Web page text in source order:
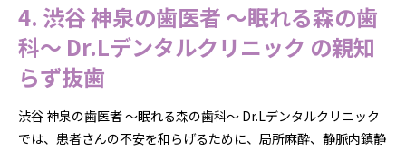
4. 渋谷 神泉の歯医者 ～眠れる森の歯
科～ Dr.Lデンタルクリニック の親知
らず抜歯
渋谷 神泉の歯医者 ～眠れる森の歯科～ Dr.Lデンタルクリニック
では、患者さんの不安を和らげるために、局所麻酔、静脈内鎮静